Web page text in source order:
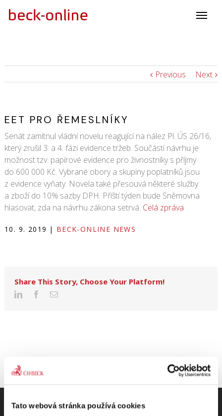
Tato webová stránka používá cookies
Previous Next
EET PRO ŘEMESLNÍKY
Senát zamítnul vládní novelu reagující na nález Pl. ÚS 26/16,
který zrušil 3. a 4. fázi evidence tržeb. Součástí návrhu je
možnost tzv. papírové evidence pro živnostníky s příjmy
do 600 000 Kč. Vybrané obory a skupiny poplatníků jsou
z evidence vyňaty. Novela také přesouvá některé služby
a zboží do 10% sazby DPH. Příští týden bude Sněmovna
hlasovat, zda na návrhu zákona setrvá. Celá zpráva
10. 9. 2019 | BECK-ONLINE NEWS
Share This Story, Choose Your Platform!